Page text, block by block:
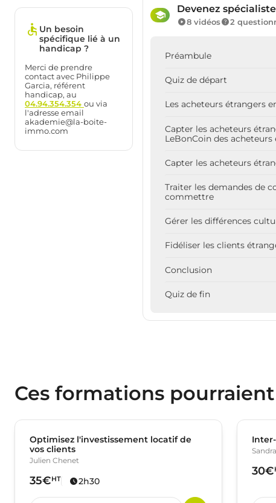
Un besoin
spécifique lié à un
handicap ?
Merci de prendre
contact avec Philippe
Garcia, référent
handicap, au
04.94.354.354 ou via
l'adresse email
akademie@la-boite-
immo.com
Devenez
8 vidéos 2
Préambule
Quiz de départ
Les acheteurs étrangers
Capter les acheteurs
LeBonCoin des acheteurs
Capter les acheteurs
Traiter les demandes de
commettre
Gérer les différences
Fidéliser les clients
Conclusion
Quiz de fin
Ces formations
Optimisez l'investissement locatif de
vos clients
Julien Chenet
35€HT 2h30
30€